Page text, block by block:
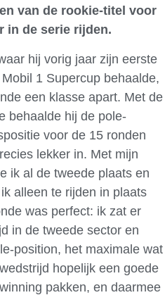
van de rookie-titel voor
in de serie rijden.
hij vorig jaar zijn eerste
1 Supercup behaalde,
een klasse apart. Met de
behaalde hij de pole-
voor de 15 ronden
lekker in. Met mijn
ik al de tweede plaats en
alleen te rijden in plaats
was perfect: ik zat er
in de tweede sector en
position, het maximale wat
hopelijk een goede
pakken, en daarmee